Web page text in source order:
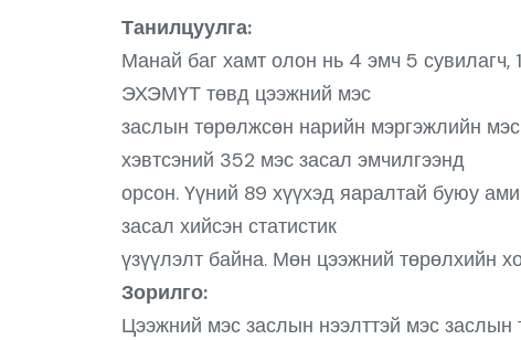
Танилцуулга:
Манай баг хамт олон нь 4 эмч 5 сувилагч,
ЭХЭМҮТ төвд цээжний мэс
заслын төрөлжсөн нарийн мэргэжлийн
хэвтсэний 352 мэс засал эмчилгээнд
орсон. Үүний 89 хүүхэд яаралтай буюу
засал хийсэн статистик
үзүүлэлт байна. Мөн цээжний төрөлхийн
Зорилго:
Цээжний мэс заслын нээлттэй мэс заслын